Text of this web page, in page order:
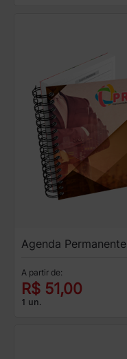
Agenda Permanente
A partir de:
R$ 51,00
1 un.